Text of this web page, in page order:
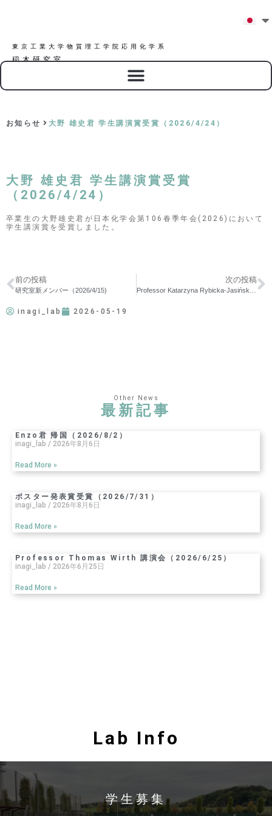
東京工業大学物質理工学院応用化学系
稲木研究室
お知らせ 大野 雄史君 学生講演賞受賞（2026/4/24）
大野 雄史君 学生講演賞受賞
（2026/4/24）
卒業生の大野雄史君が日本化学会第106春季年会(2026)において
学生講演賞を受賞しました。
前の投稿
研究室新メンバー（2026/4/15)
次の投稿
inagi_lab 2026-05-19
Other News
最新記事
Enzo君 帰国（2026/8/2）
inagi_lab
2026年8月6日
Read More »
ポスター発表賞受賞（2026/7/31）
inagi_lab
2026年8月6日
Read More »
Professor Thomas Wirth 講演会（2026/6/25）
inagi_lab
2026年6月25日
Read More »
Lab Info
学生募集